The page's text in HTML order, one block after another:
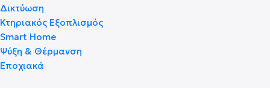
Δικτύωση
Κτηριακός Εξοπλισμός
Smart Home
Ψύξη & Θέρμανση
Εποχιακά